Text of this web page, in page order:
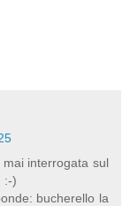
interrogata sul
:-)
bucherello la